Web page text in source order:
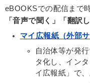
eBOOKSでの配信まで
「音声で聞く」「翻訳
マイ広報紙（外部
自治体等が発
タ化し、イン
イ広報紙」で